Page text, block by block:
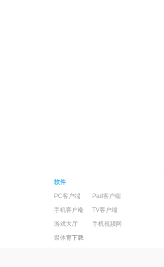
软件
PC客户端
Pad客户端
手机客户端
TV客户端
游戏大厅
手机视频网
聚体育下载